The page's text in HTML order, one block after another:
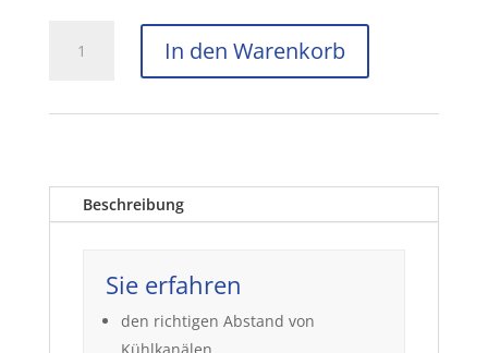
In den Warenkorb
Beschreibung
Sie erfahren
den richtigen Abstand von